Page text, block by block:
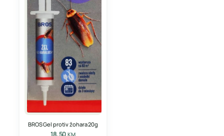
BROS Gel protiv žohara 20g
18,50KM